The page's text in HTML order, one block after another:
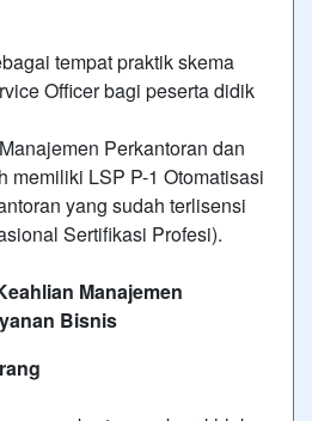
tempat praktik skema
Officer bagi peserta didik
Perkantoran dan
memiliki LSP P-1 Otomatisasi
yang sudah terlisensi
Sertifikasi Profesi).
Manajemen
Bisnis